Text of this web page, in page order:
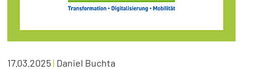
17.03.2025| Daniel Buchta